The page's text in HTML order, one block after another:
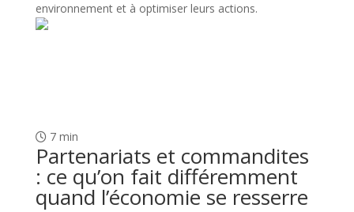
environnement et à optimiser leurs actions.
7 min
Partenariats et commandites
: ce qu’on fait différemment
quand l’économie se resserre